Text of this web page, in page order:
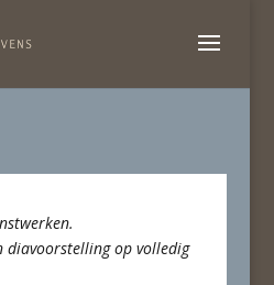
diavoorstelling op volledig